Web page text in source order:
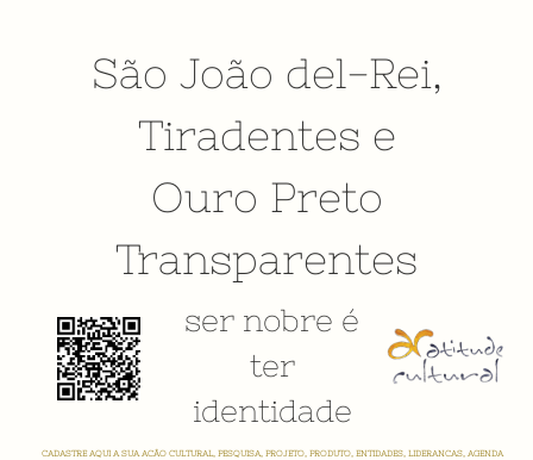
São João del-Rei,
Tiradentes e
Ouro Preto
Transparentes
ser nobre é
ter
identidade
CADASTRE AQUI A SUA AÇÃO CULTURAL, PESQUISA, PROJETO, PRODUTO, ENTIDADES, LIDERANÇAS, AGENDA